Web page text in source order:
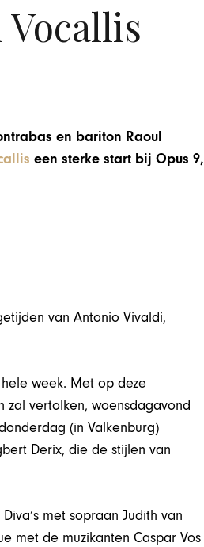
en bariton Raoul
een sterke start bij Opus 9,
van Antonio Vivaldi,
week. Met op deze
zal vertolken, woensdagavond
(in Valkenburg)
Derix, die de stijlen van
met sopraan Judith van
met de muzikanten Caspar Vos